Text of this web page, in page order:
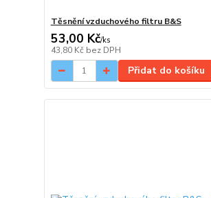
Těsnění vzduchového filtru B&S
53,00 Kč/ks
43,80 Kč bez DPH
Přidat do košíku